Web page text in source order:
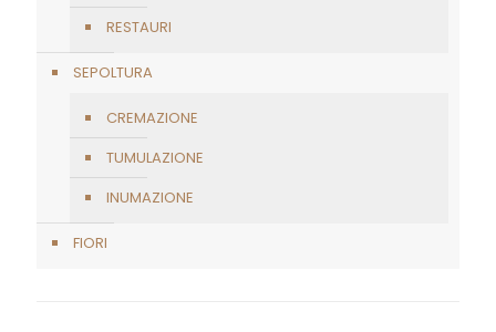
RESTAURI
SEPOLTURA
CREMAZIONE
TUMULAZIONE
INUMAZIONE
FIORI